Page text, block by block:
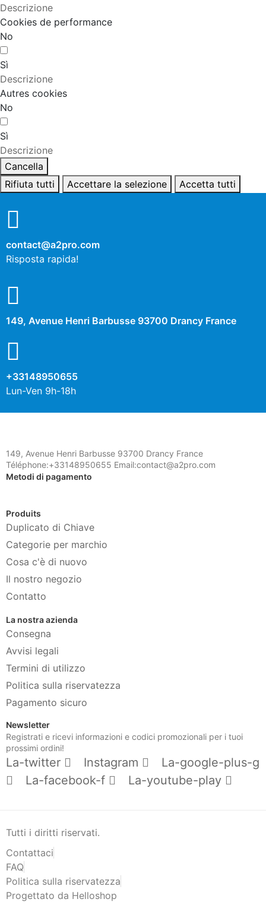
Descrizione
Cookies de performance
No
Sì
Descrizione
Autres cookies
No
Sì
Descrizione
Cancella
Rifiuta tutti
Accettare la selezione Accetta tutti
contact@a2pro.com
Risposta rapida!
149, Avenue Henri Barbusse 93700 Drancy France
+33148950655
Lun-Ven 9h-18h
149, Avenue Henri Barbusse 93700 Drancy France
Téléphone:+33148950655 Email:contact@a2pro.com
Metodi di pagamento
Produits
Duplicato di Chiave
Categorie per marchio
Cosa c'è di nuovo
Il nostro negozio
Contatto
La nostra azienda
Consegna
Avvisi legali
Termini di utilizzo
Politica sulla riservatezza
Pagamento sicuro
Newsletter
Registrati e ricevi informazioni e codici promozionali per i tuoi
prossimi ordini!
La-twitter Instagram
La-google-plus-g
La-facebook-f
La-youtube-play
Tutti i diritti riservati.
Contattaci
FAQ
Politica sulla riservatezza
Progettato da Helloshop